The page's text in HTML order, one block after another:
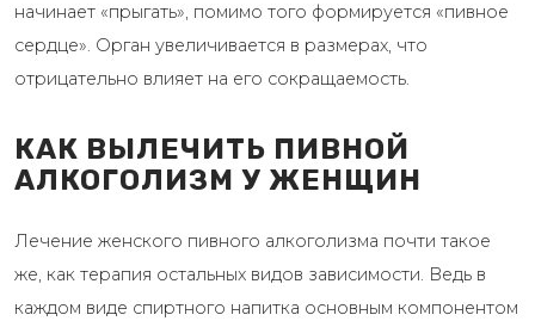
начинает «прыгать», помимо того формируется «пивное
сердце». Орган увеличивается в размерах, что
отрицательно влияет на его сокращаемость.
КАК ВЫЛЕЧИТЬ ПИВНОЙ
АЛКОГОЛИЗМ У ЖЕНЩИН
Лечение женского пивного алкоголизма почти такое
же, как терапия остальных видов зависимости. Ведь в
каждом виде спиртного напитка основным компонентом